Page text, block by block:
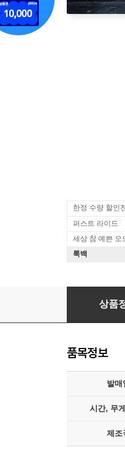
한정 수량 할인
퍼스트 라이드
세상 참 예쁜 오
룩백
Emmanuel
상품
품목정보
발매
시간, 무
제조